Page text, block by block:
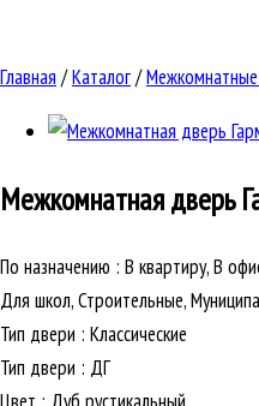
Главная /Каталог/
Межкомнатная дверь
По назначению : В квартиру, В
Для школ, Строительные,
Тип двери : Классические
Тип двери : ДГ